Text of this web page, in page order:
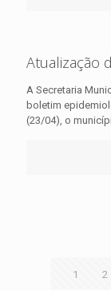
Atualização
A Secretaria
boletim
(23/04), o
1 2